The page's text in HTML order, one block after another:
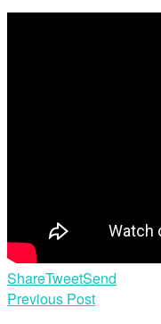
ShareTweetSend
Previous Post